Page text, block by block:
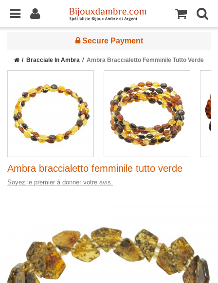
Secure Payment
Bracciale In Ambra Ambra Braccialetto Femminile Tutto Verde
Ambra braccialetto femminile tutto verde
Soyez le premier à donner votre avis.